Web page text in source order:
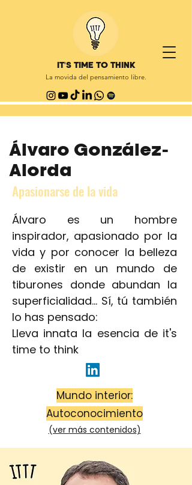
IT'S TIME TO THINK
La movida del pensamiento libre.
Álvaro González-
Alorda
Apasionarse de la vida
Álvaro es un hombre
inspirador, apasionado por la
vida y por conocer la belleza
de existir en un mundo de
tiburones donde abundan la
superficialidad… Sí, tú también
lo has pensado:
Lleva innata la esencia de it's
time to think
Mundo interior:
Autoconocimiento
(ver más contenidos)